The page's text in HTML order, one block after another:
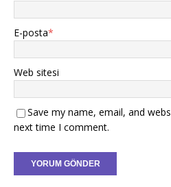
E-posta*
Web sitesi
Save my name, email, and
next time I comment.